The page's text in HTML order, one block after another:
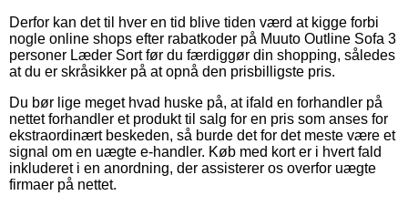
Derfor kan det til hver en tid blive tiden værd at kigge forbi
nogle online shops efter rabatkoder på Muuto Outline Sofa 3
personer Læder Sort før du færdiggør din shopping, således
at du er skråsikker på at opnå den prisbilligste pris.
Du bør lige meget hvad huske på, at ifald en forhandler på
nettet forhandler et produkt til salg for en pris som anses for
ekstraordinært beskeden, så burde det for det meste være et
signal om en uægte e-handler. Køb med kort er i hvert fald
inkluderet i en anordning, der assisterer os overfor uægte
firmaer på nettet.